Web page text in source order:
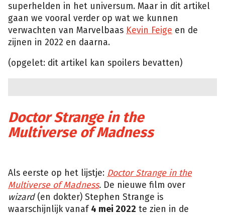
superhelden in het universum. Maar in dit artikel
gaan we vooral verder op wat we kunnen
verwachten van Marvelbaas Kevin Feige en de
zijnen in 2022 en daarna.
(opgelet: dit artikel kan spoilers bevatten)
Doctor Strange in the
Multiverse of Madness
Als eerste op het lijstje: Doctor Strange in the
Multiverse of Madness. De nieuwe film over
wizard (en dokter) Stephen Strange is
waarschijnlijk vanaf 4 mei 2022 te zien in de